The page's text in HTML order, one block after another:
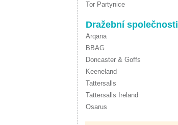
Tor Partynice
Dražební společnosti
Arqana
BBAG
Doncaster & Goffs
Keeneland
Tattersalls
Tattersalls Ireland
Osarus